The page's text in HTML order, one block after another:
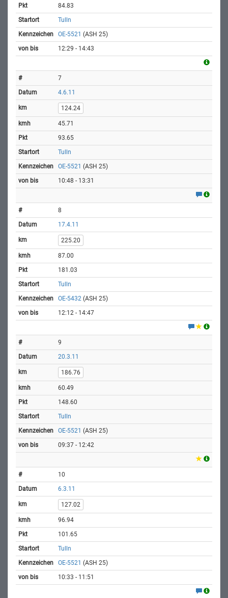
84.83
Tulln
OE-5521 (ASH 25)
12:29 - 14:43
7
4.6.11
124.24
45.71
93.65
Tulln
OE-5521 (ASH 25)
10:48 - 13:31
8
17.4.11
225.20
87.00
181.03
Tulln
OE-5432 (ASH 25)
12:12 - 14:47
9
20.3.11
186.76
60.49
148.60
Tulln
OE-5521 (ASH 25)
09:37 - 12:42
10
6.3.11
127.02
96.94
101.65
Tulln
OE-5521 (ASH 25)
10:33 - 11:51